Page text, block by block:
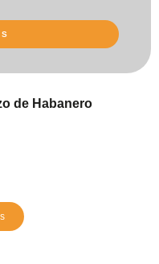
de Habanero